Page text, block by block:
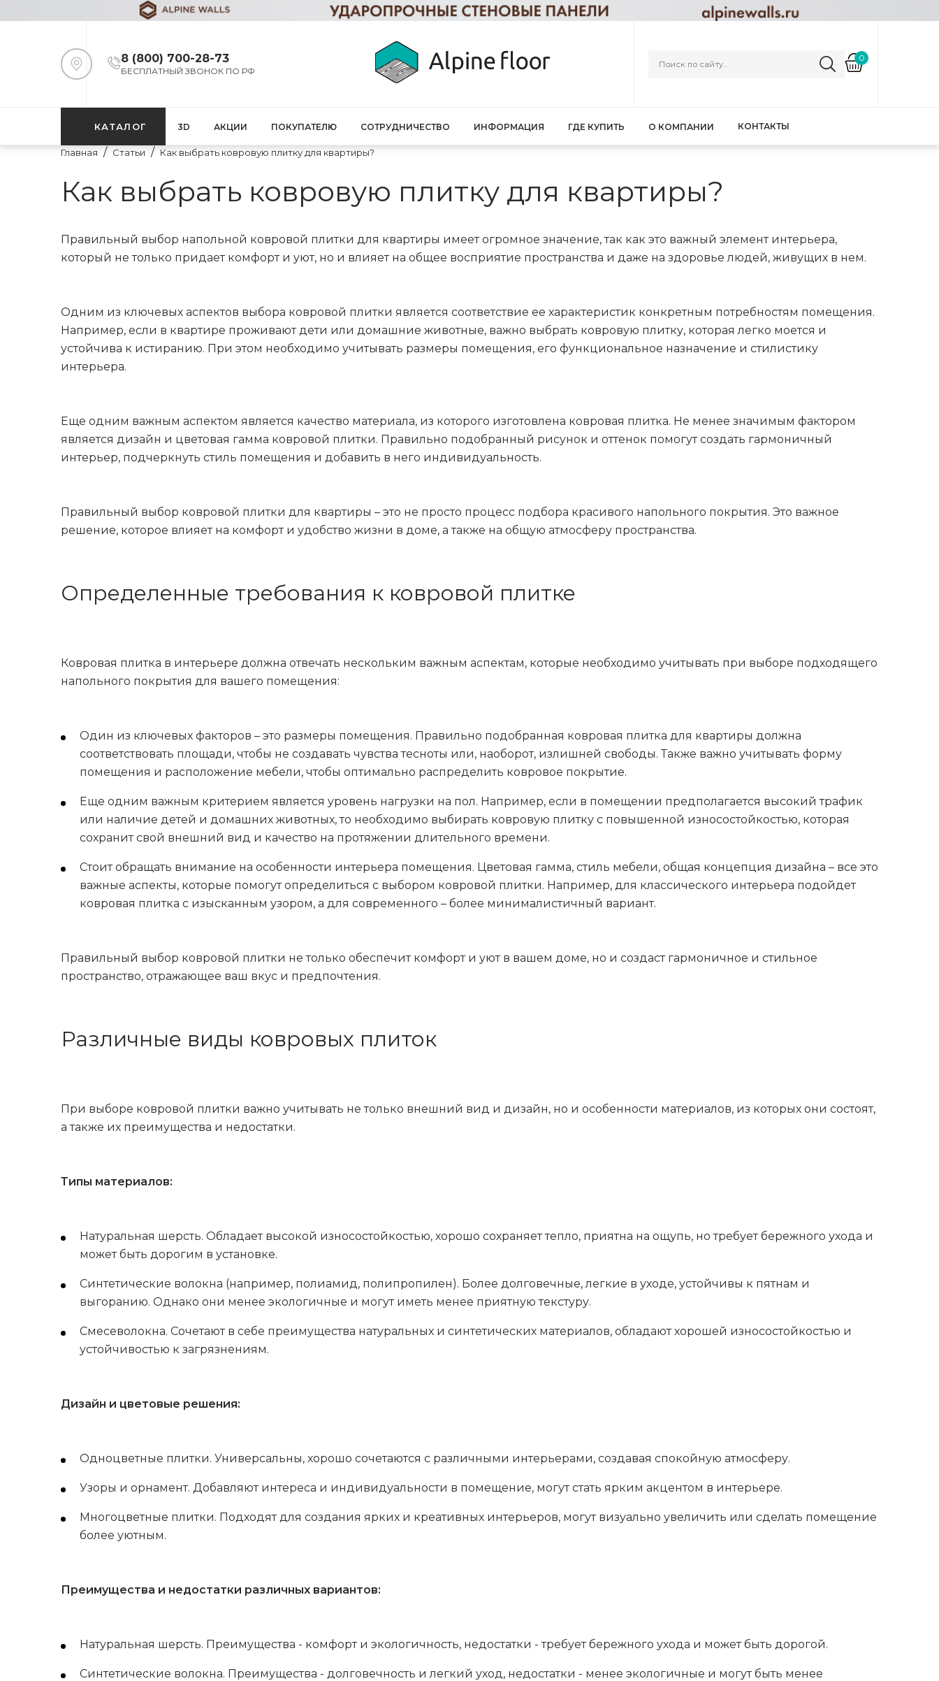
8 (800) 700-28-73
БЕСПЛАТНЫЙ ЗВОНОК ПО РФ
0
КАТАЛОГ 3D АКЦИИ ПОКУПАТЕЛЮ СОТРУДНИЧЕСТВО ИНФОРМАЦИЯ ГДЕ КУПИТЬ О КОМПАНИИ КОНТАКТЫ
Главная Статьи Как выбрать ковровую плитку для квартиры?
Как выбрать ковровую плитку для квартиры?
Правильный выбор напольной ковровой плитки для квартиры имеет огромное значение, так как это важный элемент интерьера,
который не только придает комфорт и уют, но и влияет на общее восприятие пространства и даже на здоровье людей, живущих в нем.
Одним из ключевых аспектов выбора ковровой плитки является соответствие ее характеристик конкретным потребностям помещения.
Например, если в квартире проживают дети или домашние животные, важно выбрать ковровую плитку, которая легко моется и
устойчива к истиранию. При этом необходимо учитывать размеры помещения, его функциональное назначение и стилистику
интерьера.
Еще одним важным аспектом является качество материала, из которого изготовлена ковровая плитка. Не менее значимым фактором
является дизайн и цветовая гамма ковровой плитки. Правильно подобранный рисунок и оттенок помогут создать гармоничный
интерьер, подчеркнуть стиль помещения и добавить в него индивидуальность.
Правильный выбор ковровой плитки для квартиры – это не просто процесс подбора красивого напольного покрытия. Это важное
решение, которое влияет на комфорт и удобство жизни в доме, а также на общую атмосферу пространства.
Определенные требования к ковровой плитке
Ковровая плитка в интерьере должна отвечать нескольким важным аспектам, которые необходимо учитывать при выборе подходящего
напольного покрытия для вашего помещения:
Один из ключевых факторов – это размеры помещения. Правильно подобранная ковровая плитка для квартиры должна
соответствовать площади, чтобы не создавать чувства тесноты или, наоборот, излишней свободы. Также важно учитывать форму
помещения и расположение мебели, чтобы оптимально распределить ковровое покрытие.
Еще одним важным критерием является уровень нагрузки на пол. Например, если в помещении предполагается высокий трафик
или наличие детей и домашних животных, то необходимо выбирать ковровую плитку с повышенной износостойкостью, которая
сохранит свой внешний вид и качество на протяжении длительного времени.
Стоит обращать внимание на особенности интерьера помещения. Цветовая гамма, стиль мебели, общая концепция дизайна – все это
важные аспекты, которые помогут определиться с выбором ковровой плитки. Например, для классического интерьера подойдет
ковровая плитка с изысканным узором, а для современного – более минималистичный вариант.
Правильный выбор ковровой плитки не только обеспечит комфорт и уют в вашем доме, но и создаст гармоничное и стильное
пространство, отражающее ваш вкус и предпочтения.
Различные виды ковровых плиток
При выборе ковровой плитки важно учитывать не только внешний вид и дизайн, но и особенности материалов, из которых они состоят,
а также их преимущества и недостатки.
Типы материалов:
Натуральная шерсть. Обладает высокой износостойкостью, хорошо сохраняет тепло, приятна на ощупь, но требует бережного ухода и
может быть дорогим в установке.
Синтетические волокна (например, полиамид, полипропилен). Более долговечные, легкие в уходе, устойчивы к пятнам и
выгоранию. Однако они менее экологичные и могут иметь менее приятную текстуру.
Смесеволокна. Сочетают в себе преимущества натуральных и синтетических материалов, обладают хорошей износостойкостью и
устойчивостью к загрязнениям.
Дизайн и цветовые решения:
Одноцветные плитки. Универсальны, хорошо сочетаются с различными интерьерами, создавая спокойную атмосферу.
Узоры и орнамент. Добавляют интереса и индивидуальности в помещение, могут стать ярким акцентом в интерьере.
Многоцветные плитки. Подходят для создания ярких и креативных интерьеров, могут визуально увеличить или сделать помещение
более уютным.
Преимущества и недостатки различных вариантов:
Натуральная шерсть. Преимущества - комфорт и экологичность, недостатки - требует бережного ухода и может быть дорогой.
Синтетические волокна. Преимущества - долговечность и легкий уход, недостатки - менее экологичные и могут быть менее